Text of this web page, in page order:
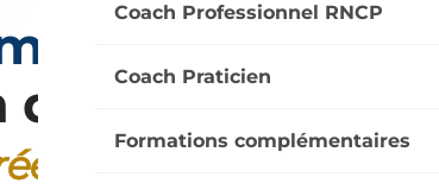
Coach Professionnel RNCP
Coach Praticien
Formations complémentaires
devenir
le lien